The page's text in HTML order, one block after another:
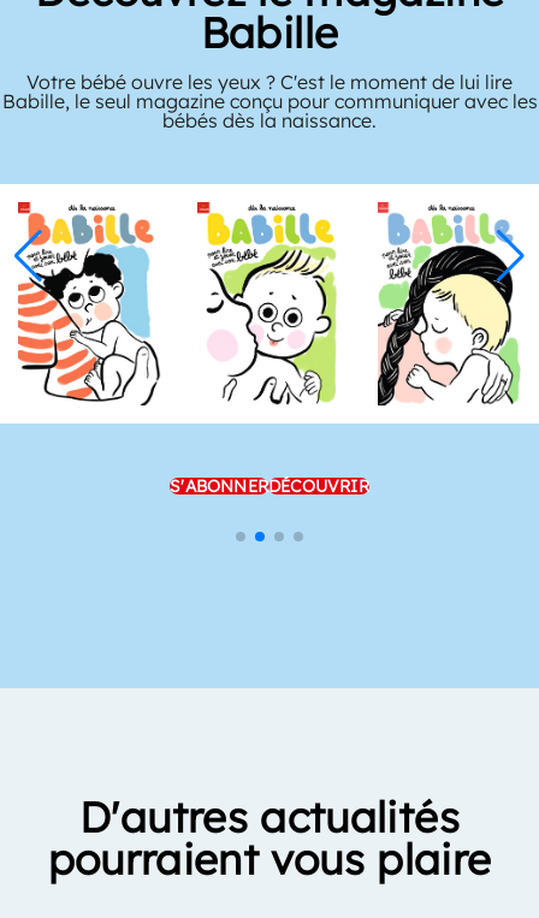
Babille
Votre bébé ouvre les yeux ? C'est le moment de lui lire
Babille, le seul magazine conçu pour communiquer avec les
bébés dès la naissance.
S'ABONNERDÉCOUVRIR
D'autres actualités
pourraient vous plaire